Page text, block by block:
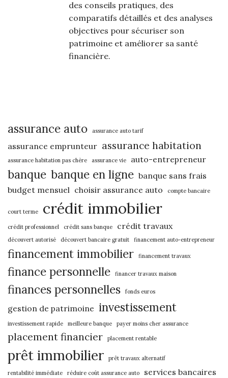
des conseils pratiques, des
comparatifs détaillés et des analyses
objectives pour sécuriser son
patrimoine et améliorer sa santé
financière.
assurance auto assurance auto tarif
assurance emprunteur assurance habitation
assurance habitation pas chère assurance vie auto-entrepreneur
banque banque en ligne banque sans frais
budget mensuel choisir assurance auto compte bancaire
court terme crédit immobilier
crédit professionnel crédit sans banque crédit travaux
découvert autorisé découvert bancaire gratuit financement auto-entrepreneur
financement immobilier financement travaux
finance personnelle financer travaux maison
finances personnelles fonds euros
gestion de patrimoine investissement
investissement rapide meilleure banque payer moins cher assurance
placement financier placement rentable
prêt immobilier prêt travaux alternatif
rentabilité immédiate réduire coût assurance auto
services bancaires